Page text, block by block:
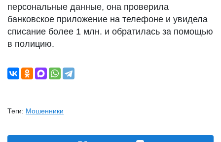
персональные данные, она проверила
банковское приложение на телефоне и увидела
списание более 1 млн. и обратилась за помощью
в полицию.
Теги: Мошенники